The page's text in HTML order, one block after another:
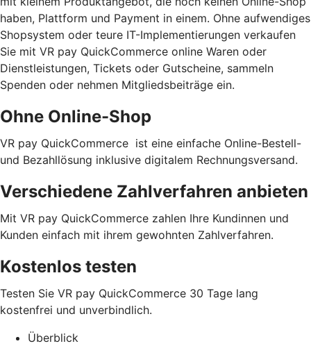
haben, Plattform und Payment in einem. Ohne aufwendiges
Shopsystem oder teure IT-Implementierungen verkaufen
Sie mit VR pay QuickCommerce online Waren oder
Dienstleistungen, Tickets oder Gutscheine, sammeln
Spenden oder nehmen Mitgliedsbeiträge ein.
Ohne Online-Shop
VR pay QuickCommerce ist eine einfache Online-Bestell-
und Bezahllösung inklusive digitalem Rechnungsversand.
Verschiedene Zahlverfahren anbieten
Mit VR pay QuickCommerce zahlen Ihre Kundinnen und
Kunden einfach mit ihrem gewohnten Zahlverfahren.
Kostenlos testen
Testen Sie VR pay QuickCommerce 30 Tage lang
kostenfrei und unverbindlich.
Überblick